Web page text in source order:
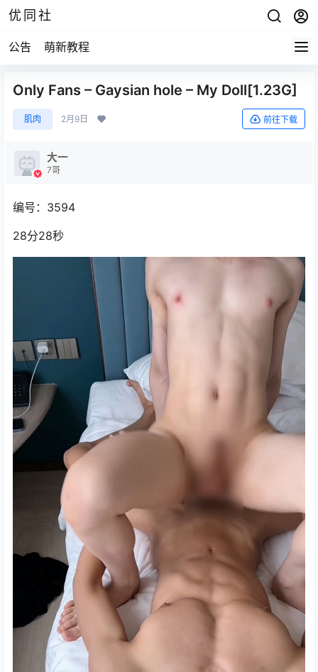
优同社
公告 萌新教程
Only Fans – Gaysian hole – My Doll[1.23G]
肌肉 2月9日 前往下载
大一
7哥
编号：3594
28分28秒